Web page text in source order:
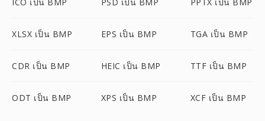
XLSX เป็น BMP EPS เป็น BMP TGA เป็น BMP
CDR เป็น BMP HEIC เป็น BMP TTF เป็น BMP
ODT เป็น BMP XPS เป็น BMP XCF เป็น BMP